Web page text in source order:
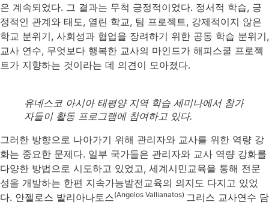
은 계속되었다. 그 결과는 무척 긍정적이었다. 정서적 학습, 긍
정적인 관계와 태도, 열린 학교, 팀 프로젝트, 강제적이지 않은
학교 분위기, 사회성과 협업을 장려하기 위한 공동 학습 분위기,
교사 연수, 무엇보다 행복한 교사의 마인드가 해피스쿨 프로젝
트가 지향하는 것이라는 데 의견이 모아졌다.
유네스코 아시아 태평양 지역 학습 세미나에서 참가
자들이 활동 프로그램에 참여하고 있다.
그러한 방향으로 나아가기 위해 관리자와 교사를 위한 역량 강
화는 중요한 문제다. 일부 국가들은 관리자와 교사 역량 강화를
다양한 방법으로 시도하고 있었고, 세계시민교육을 통해 전문
성을 개발하는 한편 지속가능발전교육의 의지도 다지고 있었
다. 안젤로스 발리아나토스(Angelos Vallianatos) 그리스 교사연수 담